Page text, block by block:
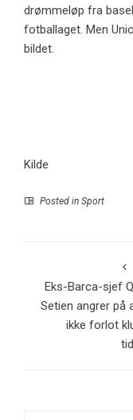
drømmeløp fra
fotballaget. Men
bildet.
Kilde
Posted in Sport
Eks-Barca-sjef
Setien angrer på
ikke forlot